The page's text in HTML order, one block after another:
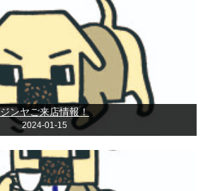
ジンヤご来店情報！
2024-01-15